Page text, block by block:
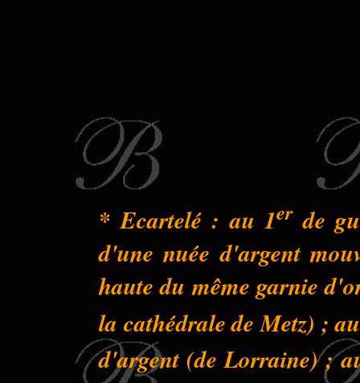
* Ecartelé : au 1erde
d'une nuée d'argent
haute du même garnie
la cathédrale de Metz) ;
d'argent (de Lorraine) ;